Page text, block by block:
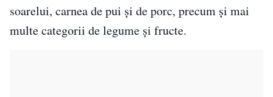
soarelui, carnea de pui și de porc, precum și mai
multe categorii de legume și fructe.